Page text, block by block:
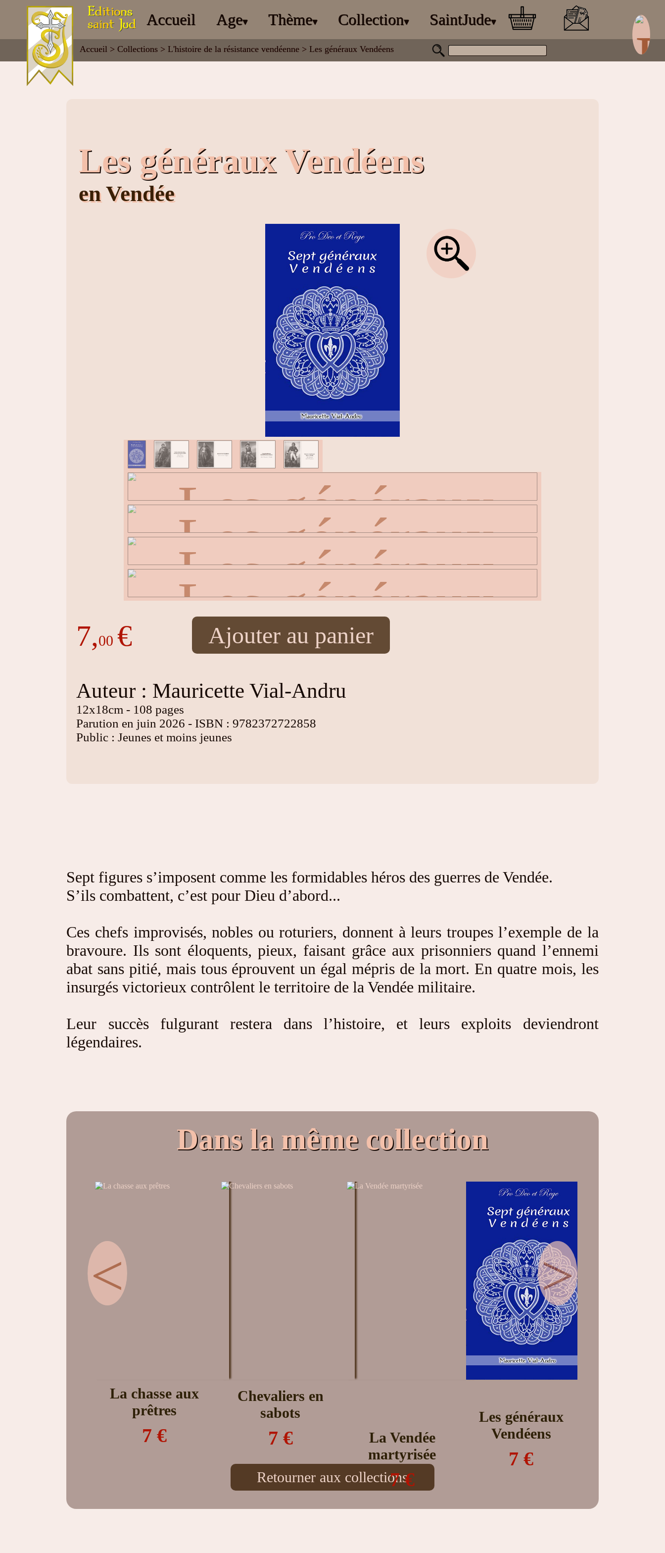
Accueil Age▾ Thème▾ Collection▾ SaintJude▾
Accueil> Collections> L'histoire de la résistance vendéenne> Les généraux Vendéens
Les généraux Vendéens
en Vendée
7,00 € Ajouter au panier
Auteur : Mauricette Vial-Andru
12x18cm - 108 pages
Parution en juin 2026 - ISBN : 9782372722858
Public : Jeunes et moins jeunes
Sept figures s’imposent comme les formidables héros des guerres de Vendée.
S’ils combattent, c’est pour Dieu d’abord...
Ces chefs improvisés, nobles ou roturiers, donnent à leurs troupes l’exemple de la
bravoure. Ils sont éloquents, pieux, faisant grâce aux prisonniers quand l’ennemi
abat sans pitié, mais tous éprouvent un égal mépris de la mort. En quatre mois, les
insurgés victorieux contrôlent le territoire de la Vendée militaire.
Leur succès fulgurant restera dans l’histoire, et leurs exploits deviendront
légendaires.
Dans la même collection
< >
La chasse aux
prêtres
7 €
Chevaliers en
sabots
7 €
La Vendée
martyrisée
7 €
Les généraux
Vendéens
7 €
Retourner aux collections